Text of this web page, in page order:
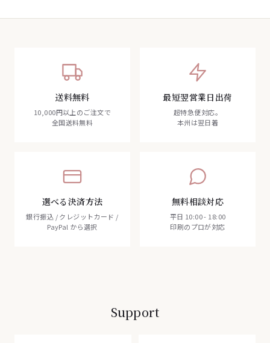
送料無料
10,000円以上のご注文で
全国送料無料
最短翌営業日出荷
超特急便対応。
本州は翌日着
選べる決済方法
銀行振込 / クレジットカード /
PayPal から選択
無料相談対応
平日 10:00 - 18:00
印刷のプロが対応
Support